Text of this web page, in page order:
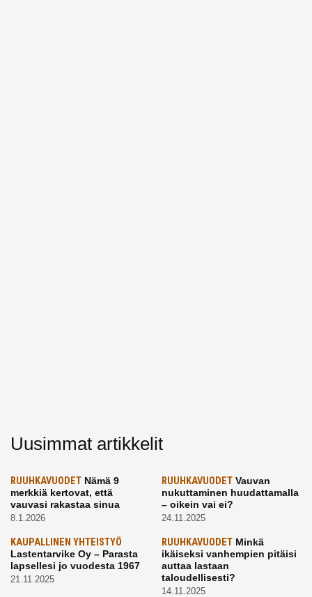
Uusimmat artikkelit
RUUHKAVUODET Nämä 9
merkkiä kertovat, että
vauvasi rakastaa sinua
8.1.2026
RUUHKAVUODETVauvan
nukuttaminen huudattamalla
– oikein vai ei?
24.11.2025
KAUPALLINEN YHTEISTYÖ
Lastentarvike Oy – Parasta
lapsellesi jo vuodesta 1967
21.11.2025
RUUHKAVUODETMinkä
ikäiseksi vanhempien pitäisi
auttaa lastaan
taloudellisesti?
14.11.2025